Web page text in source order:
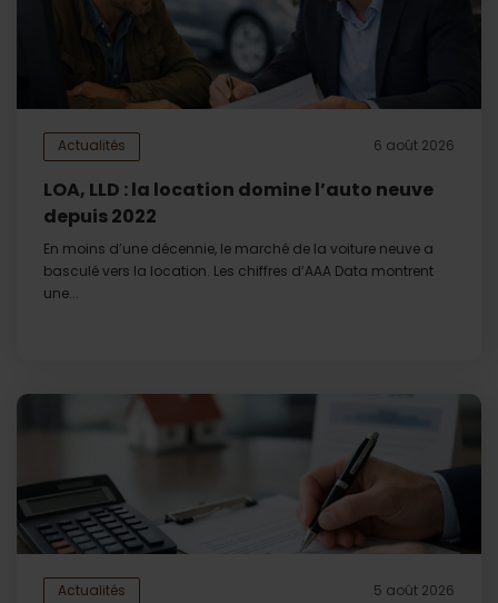
Actualités 6 août 2026
LOA, LLD : la location domine l’auto neuve
depuis 2022
En moins d’une décennie, le marché de la voiture neuve a
basculé vers la location. Les chiffres d’AAA Data montrent
une...
Actualités 5 août 2026